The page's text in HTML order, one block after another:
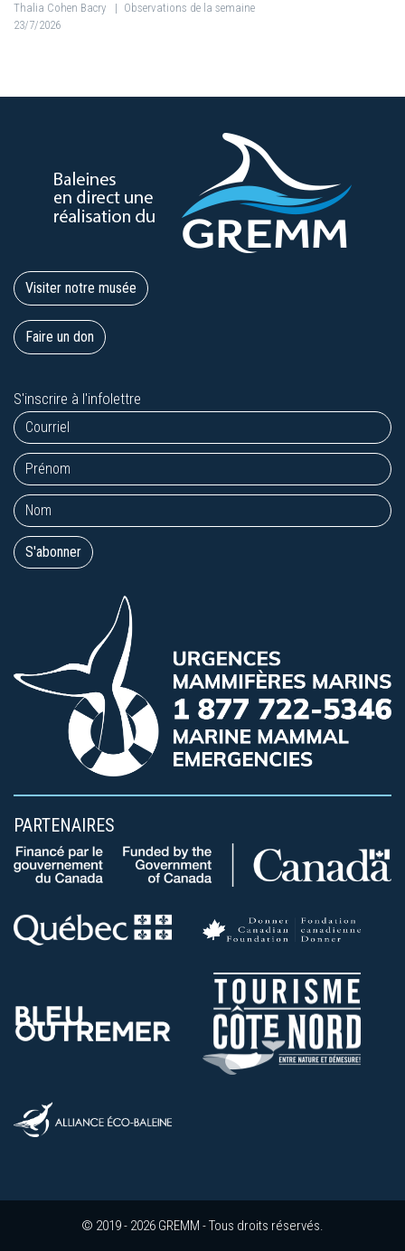
Thalia Cohen Bacry | Observations de la semaine
23/7/2026
Visiter notre musée
Faire un don
S'inscrire à l'infolettre
PARTENAIRES
© 2019 - 2026 GREMM - Tous droits réservés.